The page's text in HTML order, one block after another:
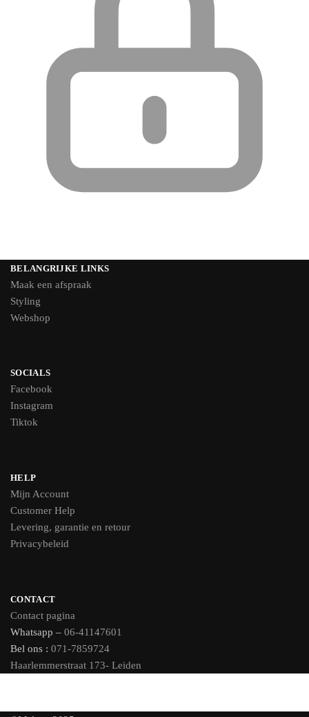
BELANGRIJKE LINKS
Maak een afspraak
Styling
Webshop
SOCIALS
Facebook
Instagram
Tiktok
HELP
Mijn Account
Customer Help
Levering, garantie en retour
Privacybeleid
CONTACT
Contact pagina
Whatsapp – 06-41147601
Bel ons : 071-7859724
Haarlemmerstraat 173- Leiden